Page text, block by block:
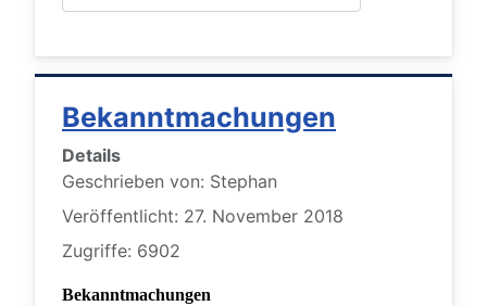
Bekanntmachungen
Details
Geschrieben von: Stephan
Veröffentlicht: 27. November 2018
Zugriffe: 6902
Bekanntmachungen